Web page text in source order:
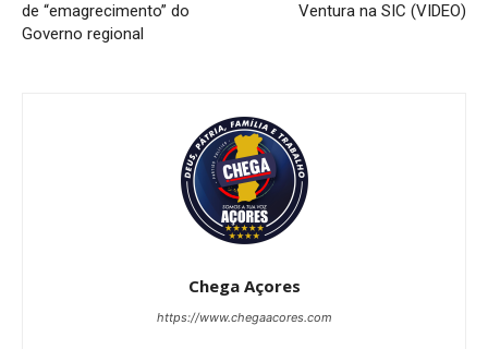
de “emagrecimento” do
Governo regional
Ventura na SIC (VIDEO)
Chega Açores
https://www.chegaacores.com